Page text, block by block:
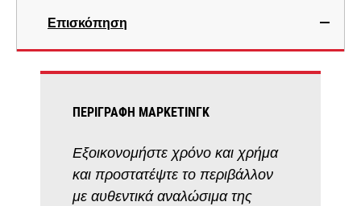
Επισκόπηση
ΠΕΡΙΓΡΑΦΉ ΜΆΡΚΕΤΙΝΓΚ
Εξοικονομήστε χρόνο και χρήμα
και προστατέψτε το περιβάλλον
με αυθεντικά αναλώσιμα της